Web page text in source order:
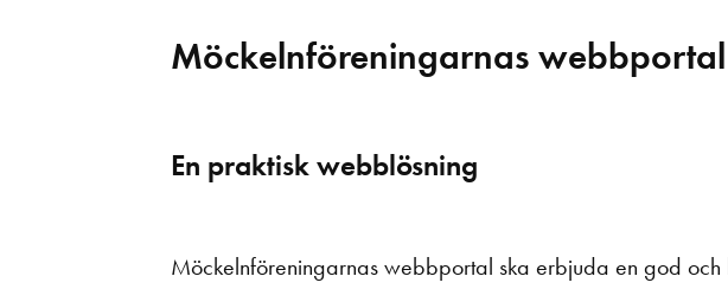
Möckelnföreningarnas webbportal
En praktisk webblösning
Möckelnföreningarnas webbportal ska erbjuda en god